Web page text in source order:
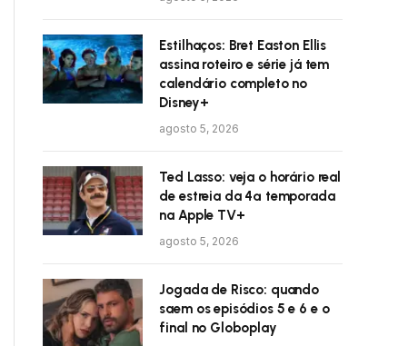
Estilhaços: Bret Easton Ellis
assina roteiro e série já tem
calendário completo no
Disney+
agosto 5, 2026
Ted Lasso: veja o horário real
de estreia da 4ª temporada
na Apple TV+
agosto 5, 2026
Jogada de Risco: quando
saem os episódios 5 e 6 e o
final no Globoplay